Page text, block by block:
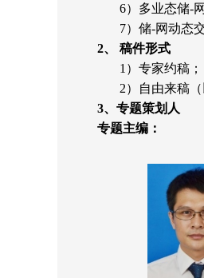
6）多业态储-
7）储-网动态
2、 稿件形式
1）专家约稿；
2）自由来稿
3、专题策划人
专题主编：